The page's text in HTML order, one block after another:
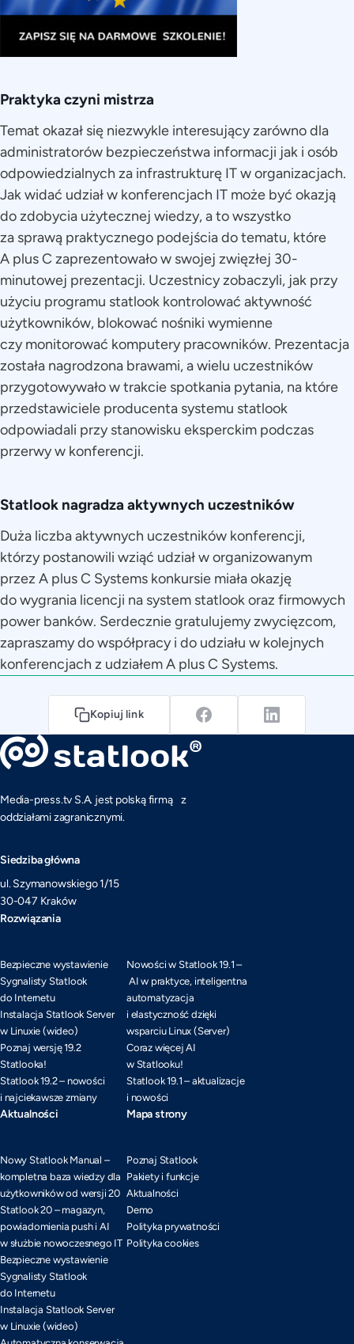
Praktyka czyni mistrza
Temat okazał się niezwykle interesujący zarówno dla
administratorów bezpieczeństwa informacji jak i osób
odpowiedzialnych za infrastrukturę IT w organizacjach.
Jak widać udział w konferencjach IT może być okazją
do zdobycia użytecznej wiedzy, a to wszystko
za sprawą praktycznego podejścia do tematu, które
A plus C zaprezentowało w swojej zwięzłej 30-
minutowej prezentacji. Uczestnicy zobaczyli, jak przy
użyciu programu statlook kontrolować aktywność
użytkowników, blokować nośniki wymienne
czy monitorować komputery pracowników. Prezentacja
została nagrodzona brawami, a wielu uczestników
przygotowywało w trakcie spotkania pytania, na które
przedstawiciele producenta systemu statlook
odpowiadali przy stanowisku eksperckim podczas
przerwy w konferencji.
Statlook nagradza aktywnych uczestników
Duża liczba aktywnych uczestników konferencji,
którzy postanowili wziąć udział w organizowanym
przez A plus C Systems konkursie miała okazję
do wygrania licencji na system statlook oraz firmowych
power banków. Serdecznie gratulujemy zwycięzcom,
zapraszamy do współpracy i do udziału w kolejnych
konferencjach z udziałem A plus C Systems.
Kopiuj link
Media-press.tv S.A. jest polską firmą z
oddziałami zagranicznymi.
Siedziba główna
ul. Szymanowskiego 1/15
30-047 Kraków
Rozwiązania
Bezpieczne wystawienie
Sygnalisty Statlook
do Internetu
Instalacja Statlook Server
w Linuxie (wideo)
Poznaj wersję 19.2
Statlooka!
Statlook 19.2 – nowości
i najciekawsze zmiany
Nowości w Statlook 19.1 –
AI w praktyce, inteligentna
automatyzacja
i elastyczność dzięki
wsparciu Linux (Server)
Coraz więcej AI
w Statlooku!
Statlook 19.1 – aktualizacje
i nowości
Aktualności
Nowy Statlook Manual –
kompletna baza wiedzy dla
użytkowników od wersji 20
Statlook 20 – magazyn,
powiadomienia push i AI
w służbie nowoczesnego IT
Bezpieczne wystawienie
Sygnalisty Statlook
do Internetu
Instalacja Statlook Server
w Linuxie (wideo)
Mapa strony
Poznaj Statlook
Pakiety i funkcje
Aktualności
Demo
Polityka prywatności
Polityka cookies